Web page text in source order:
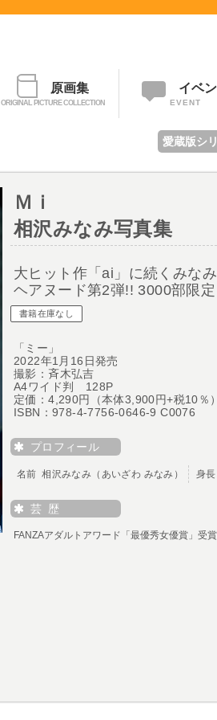
原画集
ORIGINAL PICTURE COLLECTION
イベ
EVENT
愛蔵版シ
Ｍｉ
相沢みなみ写真集
大ヒット作「ai」に続くみなみ
ヘアヌード第2弾!! 3000部限
書籍在庫なし
「ミー」
2022年1月16日発売
撮影：斉木弘吉
A4ワイド判 128P
定価：4,290円（本体3,900円+税10％）
ISBN：978-4-7756-0646-9 C0076
プロフィール
名前 相沢みなみ（あいざわ みなみ） 身
芸 歴